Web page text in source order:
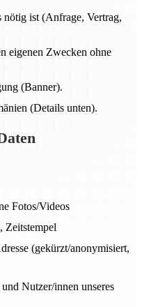
nötig ist (Anfrage, Vertrag,
eigenen Zwecken ohne
(Banner).
(Details unten).
Fotos/Videos
Zeitstempel
(gekürzt/anonymisiert,
Nutzer/innen unseres